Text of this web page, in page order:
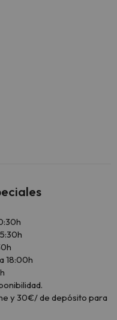
18:00h
y 30€/ de depósito para